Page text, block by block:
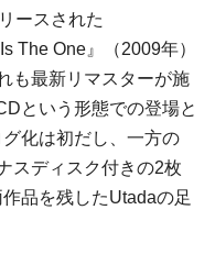
ースされた
The One』（2009年）
も最新リマスターが施
という形態での登場と
化は初だし、一方の
スディスク付きの2枚
品を残したUtadaの足